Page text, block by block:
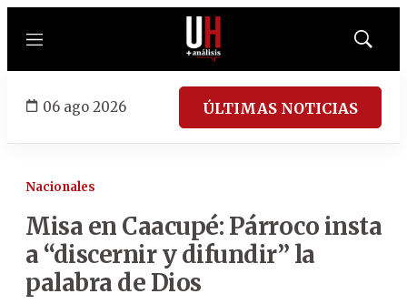
Menú
Mostrar
06 ago 2026 ÚLTIMAS NOTICIAS
Nacionales
Misa en Caacupé: Párroco insta
a “discernir y difundir” la
palabra de Dios